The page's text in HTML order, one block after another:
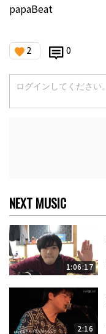
papaBeat
2 0
NEXT MUSIC
1:06:17
2:16